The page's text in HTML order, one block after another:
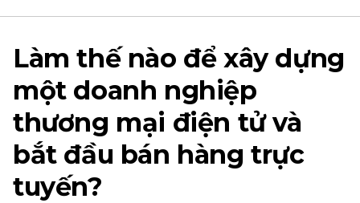
Làm thế nào để xây dựng
một doanh nghiệp
thương mại điện tử và
bắt đầu bán hàng trực
tuyến?